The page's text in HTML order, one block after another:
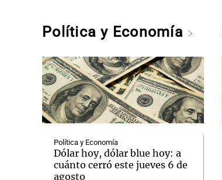
Política y Economía
Política y Economía
Dólar hoy, dólar blue hoy: a
cuánto cerró este jueves 6 de
agosto